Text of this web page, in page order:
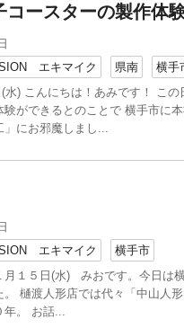
コースターの製作体
エキマイク
県南
横手
水) こんにちは！あみです！ こ
験ができるとのことで 横手市に
にお邪魔しまし...
エキマイク
横手市
月１５日(水) みおです。今日は
。 樋渡人形店では代々「中山人
。 お話...